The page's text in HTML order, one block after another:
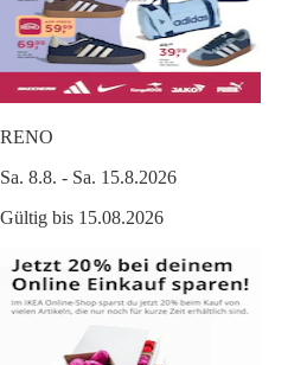
RENO
Sa. 8.8. - Sa. 15.8.2026
Gültig bis 15.08.2026